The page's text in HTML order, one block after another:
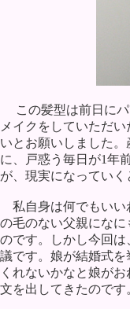
この髪型は前日にパ
メイクをしていただ
いとお願いしました
に、戸惑う毎日が1年
が、現実になってい
私自身は何でもいい
の毛のない父親にな
のです。しかし今回
議です。娘が結婚式
くれないかなと娘が
文を出してきたので